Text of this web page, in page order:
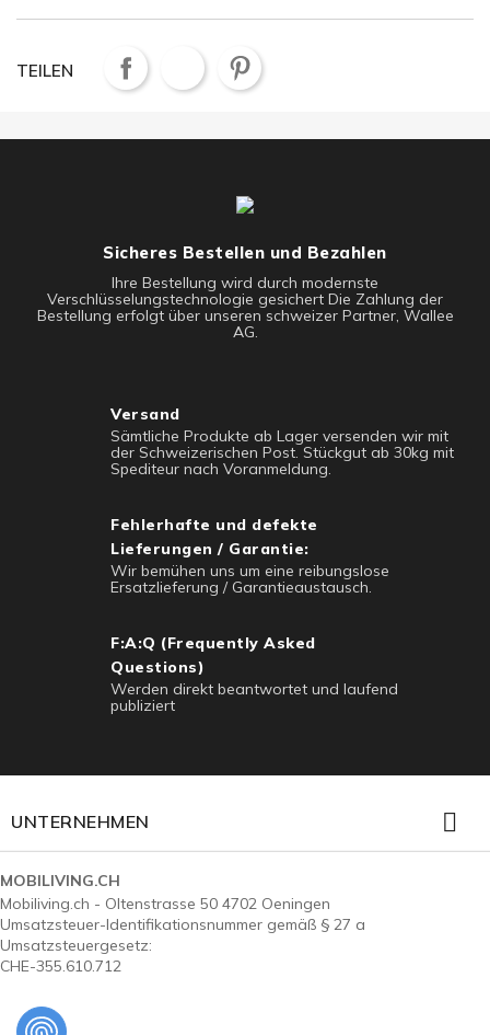
TEILEN
Sicheres Bestellen und Bezahlen
Ihre Bestellung wird durch modernste
Verschlüsselungstechnologie gesichert Die Zahlung der
Bestellung erfolgt über unseren schweizer Partner, Wallee
AG.
Versand
Sämtliche Produkte ab Lager versenden wir mit
der Schweizerischen Post. Stückgut ab 30kg mit
Spediteur nach Voranmeldung.
Fehlerhafte und defekte
Lieferungen / Garantie:
Wir bemühen uns um eine reibungslose
Ersatzlieferung / Garantieaustausch.
F:A:Q (Frequently Asked
Questions)
Werden direkt beantwortet und laufend
publiziert
UNTERNEHMEN 
MOBILIVING.CH
Mobiliving.ch - Oltenstrasse 50 4702 Oeningen
Umsatzsteuer-Identifikationsnummer gemäß § 27 a
Umsatzsteuergesetz:
CHE-355.610.712